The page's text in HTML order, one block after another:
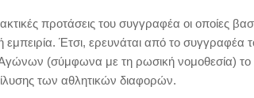
προτάσεις του συγγραφέα οι οποίες
εμπειρία. Έτσι, ερευνάται από το συγγραφέα
(σύμφωνα με τη ρωσική νομοθεσία) το
των αθλητικών διαφορών.